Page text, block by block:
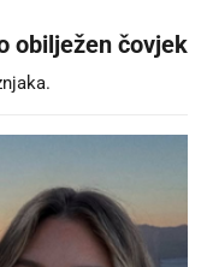
obilježen čovjek